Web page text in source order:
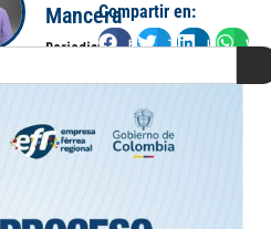
Mancera
Periodista
Compartir en:
FacebookTwitterLinkedIn